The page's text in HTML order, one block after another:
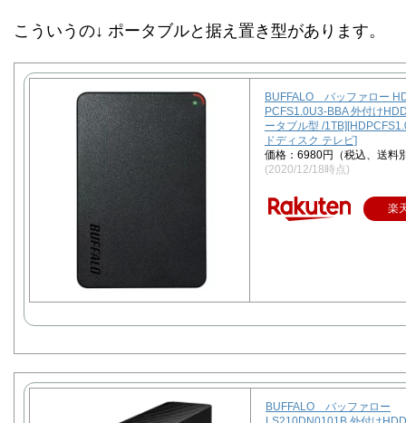
こういうの↓ ポータブルと据え置き型があります。
BUFFALO バッファロー
PCFS1.0U3-BBA 外付け
ータブル型 /
ドディスク テレビ]
価格：6980円（税込、送料
(2020/12/18時点)
楽
BUFFALO バッファロー